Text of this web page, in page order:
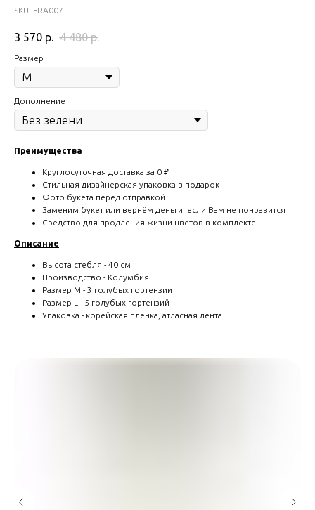
SKU: FRA007
3 570 р. 4 480 р.
Размер
Дополнение
Преимущества
Круглосуточная доставка за 0 ₽
Стильная дизайнерская упаковка в подарок
Фото букета перед отправкой
Заменим букет или вернём деньги, если Вам не понравится
Средство для продления жизни цветов в комплекте
Описание
Высота стебля - 40 см
Производство - Колумбия
Размер M - 3 голубых гортензии
Размер L - 5 голубых гортензий
Упаковка - корейская пленка, атласная лента